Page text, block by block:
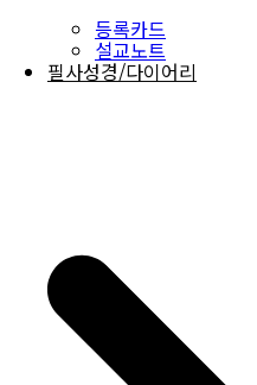
등록카드
설교노트
필사성경/다이어리